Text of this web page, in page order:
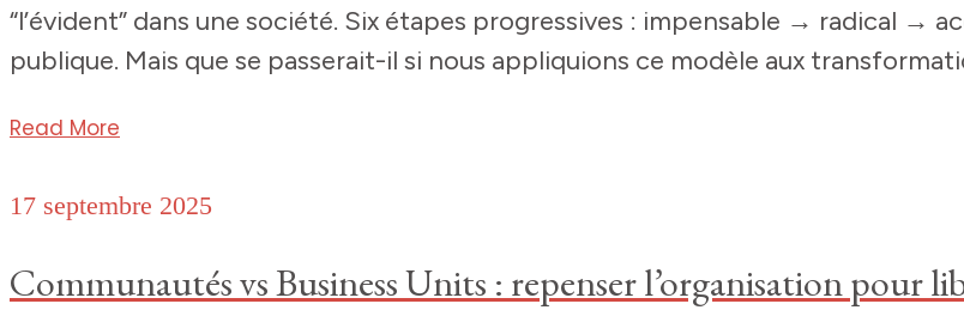
“l’évident” dans une société. Six étapes progressives : impensable → radical
publique. Mais que se passerait-il si nous appliquions ce modèle aux
Read More
17 septembre 2025
Communautés vs Business Units : repenser l’organisation pour